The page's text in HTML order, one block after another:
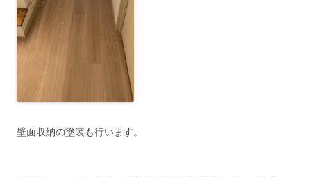
壁面収納の塗装も行います。